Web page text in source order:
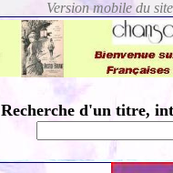
Recherche d'un titre,